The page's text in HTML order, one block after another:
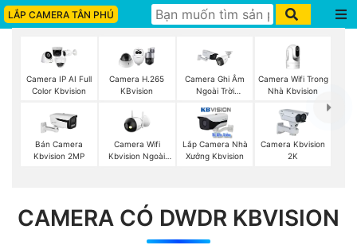
LẮP CAMERA TÂN PHÚ
Camera IP AI Full
Color Kbvision
Camera H.265
KBvision
Camera Ghi Âm
Ngoài Trời
Camera Wifi Trong
Nhà Kbvision
Bán Camera
Kbvision 2MP
Camera Wifi
Kbvision Ngoài
Lắp Camera Nhà
Xưởng Kbvision
Camera Kbvision
2K
CAMERA CÓ DWDR KBVISION